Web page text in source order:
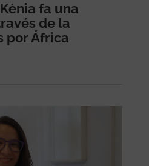
fa una
de la
por África